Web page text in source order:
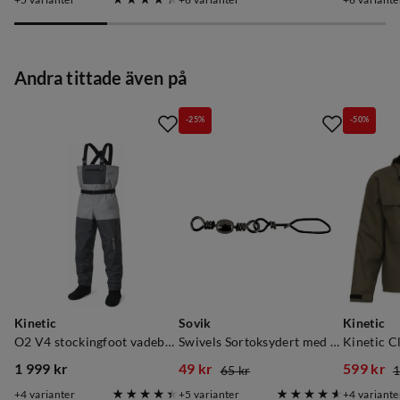
Andra tittade även på
Kinetic
O2 V4 stockingfoot vadebukse Light Grey/Grey
price
1 999 kr
4 varianter
Sovik
Swivels Sortoksydert med Hempe
-25%
discounted
49 kr
original
65 kr
5 varianter
Kinetic
Kinetic
-50%
599 kr
original
4